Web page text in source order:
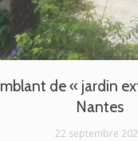
de « jardin
Nantes
22 septembre